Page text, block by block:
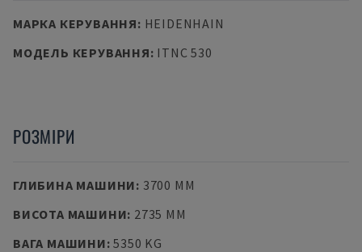
МАРКА КЕРУВАННЯ: HEIDENHAIN
МОДЕЛЬ КЕРУВАННЯ: ITNC 530
РОЗМІРИ
ГЛИБИНА МАШИНИ: 3700 MM
ВИСОТА МАШИНИ: 2735 MM
ВАГА МАШИНИ:5350 KG